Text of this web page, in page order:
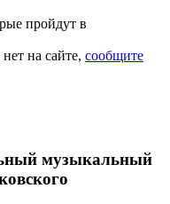
пройдут в
на сайте, сообщите
музыкальный